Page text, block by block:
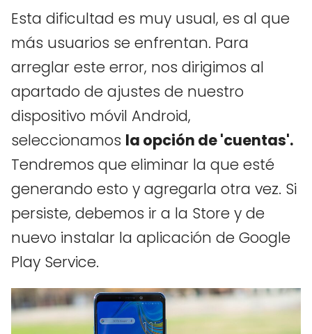
Esta dificultad es muy usual, es al que
más usuarios se enfrentan. Para
arreglar este error, nos dirigimos al
apartado de ajustes de nuestro
dispositivo móvil Android,
seleccionamos la opción de 'cuentas'.
Tendremos que eliminar la que esté
generando esto y agregarla otra vez. Si
persiste, debemos ir a la Store y de
nuevo instalar la aplicación de Google
Play Service.